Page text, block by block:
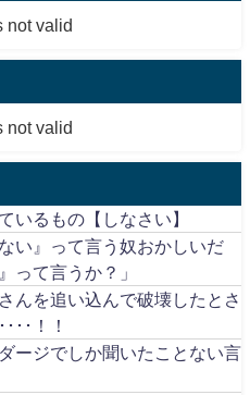
not valid
not valid
いるもの【しなさい】
い』って言う奴おかしいだ
って言うか？」
んを追い込んで破壊したとさ
･･！！
ージでしか聞いたことない言